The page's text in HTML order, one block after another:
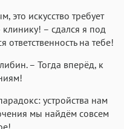
это искусство требует
– сдался я под
на тебе!
– Тогда вперёд, к
устройства нам
мы найдём совсем